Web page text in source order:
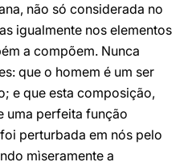
não só considerada no
igualmente nos elementos
a compõem. Nunca
que o homem é um ser
e que esta composição,
uma perfeita função
perturbada em nós pelo
mìseramente a